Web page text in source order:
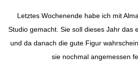
Letztes Wochenende habe ich mit
Studio gemacht. Sie soll dieses Jahr das
und da danach die gute Figur
sie nochmal angemessen